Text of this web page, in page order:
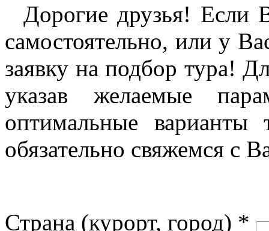
Дорогие друзья! Если
самостоятельно, или у
заявку на подбор тура!
указав желаемые
оптимальные
обязательно свяжемся с
Страна (курорт, город) *